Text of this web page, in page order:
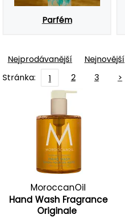
Parfém
Nejprodávanější Nejnovější
Stránka:
1 2 3 >
MoroccanOil
Hand Wash Fragrance
Originale